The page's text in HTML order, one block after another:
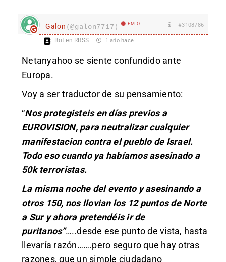
Galon (@galon7717) EM Off #3108786
Bot en RRSS 1 año hace
Netanyahoo se siente confundido ante
Europa.
Voy a ser traductor de su pensamiento:
“Nos protegisteis en días previos a
EUROVISION, para neutralizar cualquier
manifestacion contra el pueblo de Israel.
Todo eso cuando ya habíamos asesinado a
50k terroristas.
La misma noche del evento y asesinando a
otros 150, nos llovian los 12 puntos de Norte
a Sur y ahora pretendéis ir de
puritanos”…..desde ese punto de vista, hasta
llevaría razón…….pero seguro que hay otras
razones, que un simple ciudadano